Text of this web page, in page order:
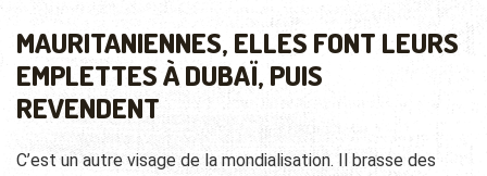
MAURITANIENNES, ELLES FONT LEURS
EMPLETTES À DUBAÏ, PUIS
REVENDENT
C’est un autre visage de la mondialisation. Il brasse des